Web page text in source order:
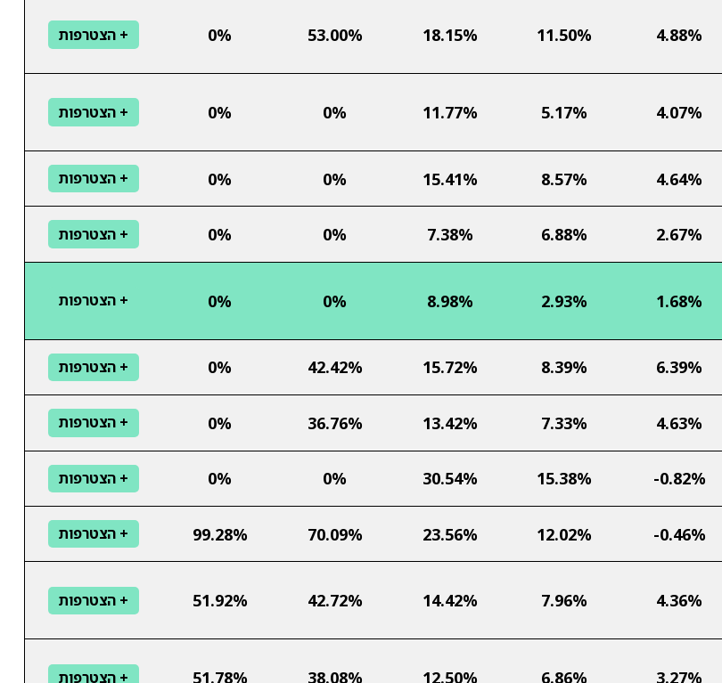
4.88%
11.50%
18.15%
53.00%
0% + הצטרפות
4.07%
5.17%
11.77%
0%
0% + הצטרפות
4.64%
8.57%
15.41%
0%
0% + הצטרפות
2.67%
6.88%
7.38%
0%
0% + הצטרפות
1.68%
2.93%
8.98%
0%
0% + הצטרפות
6.39%
8.39%
15.72%
42.42%
0% + הצטרפות
4.63%
7.33%
13.42%
36.76%
0% + הצטרפות
-0.82%
15.38%
30.54%
0%
0% + הצטרפות
-0.46%
12.02%
23.56%
70.09%
99.28% + הצטרפות
4.36%
7.96%
14.42%
42.72%
51.92% + הצטרפות
3.27%
6.86%
12.50%
38.08%
51.78% + הצטרפות